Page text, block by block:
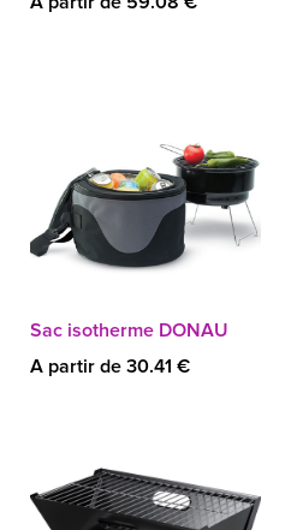
Sac isotherme DONAU
A partir de 30.41 €